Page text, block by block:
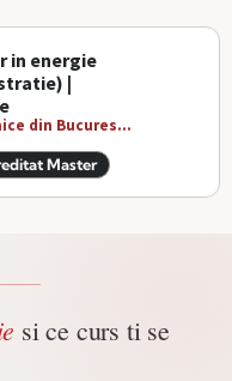
in energie
|
din Bucures...
Master
si ce curs ti se